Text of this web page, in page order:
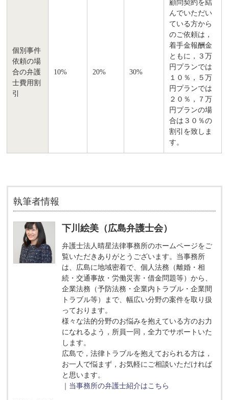
個別事件
依頼の場
合の弁護
士費用割
引
10% 20% 30%
顧問契約を結
んでいただい
ている方から
のご依頼は，
着手金報酬金
ともに，３万
円プランでは
１０％，５万
円プランでは
２０％，７万
円プランの場
合は３０％の
割引を致しま
す。
執筆者情報
下川絵美（広島弁護士会）
弁護士法人晴星法律事務所のホームページをご
覧いただきありがとうございます。当事務所
は、広島に地域密着で、個人法務（離婚・相
続・交通事故・労働災害・借金問題等）から、
企業法務（予防法務・企業内トラブル・企業間
トラブル等）まで、幅広い分野の案件を取り扱
っております。
様々な法的分野のお悩みを抱えている方のお力
になれるよう，所員一同，全力でサポートいた
します。
広島で，法律トラブルを抱えておられる方は，
お一人で悩まず，お気軽にご相談いただければ
と思います。
｜当事務所の弁護士紹介はこちら